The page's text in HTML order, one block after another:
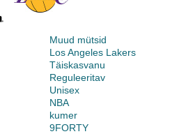
Muud mütsid
Los Angeles Lakers
Täiskasvanu
Reguleeritav
Unisex
NBA
kumer
9FORTY